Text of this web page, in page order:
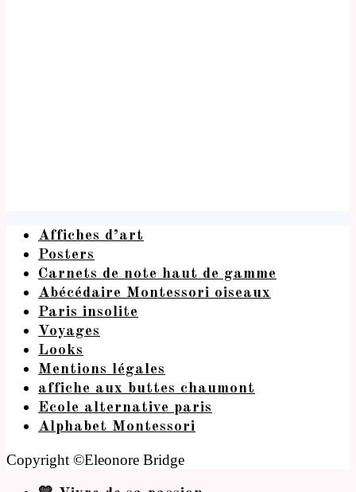
Affiches d’art
Posters
Carnets de note haut de gamme
Abécédaire Montessori oiseaux
Paris insolite
Voyages
Looks
Mentions légales
affiche aux buttes chaumont
Ecole alternative paris
Alphabet Montessori
Copyright ©Eleonore Bridge